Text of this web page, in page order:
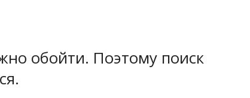
обойти. Поэтому поиск